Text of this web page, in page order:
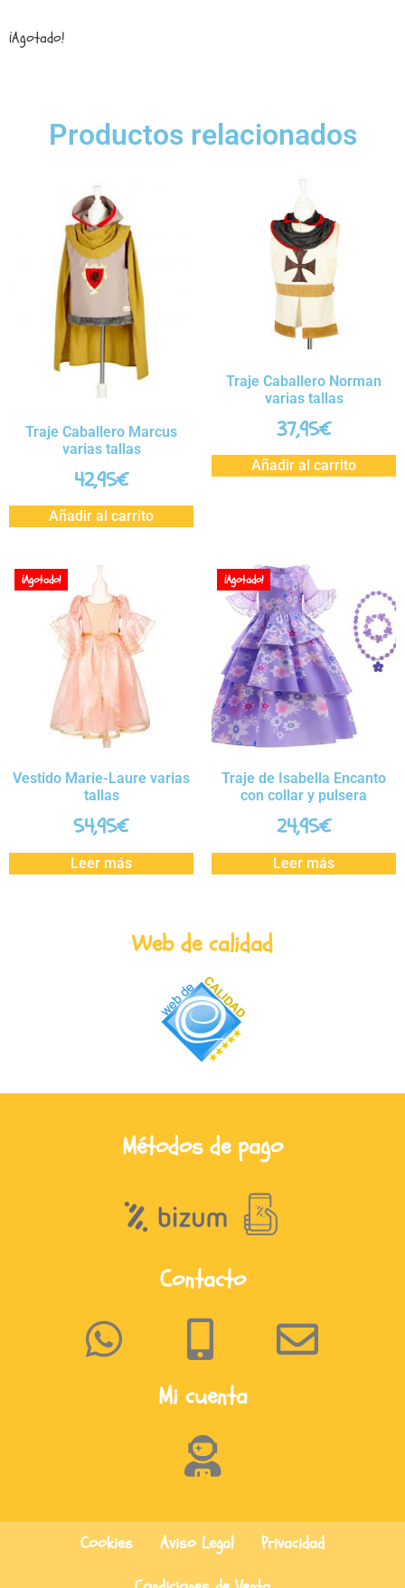
¡Agotado!
Productos relacionados
Traje Caballero Marcus
varias tallas
42,95€
Añadir al carrito
Traje Caballero Norman
varias tallas
37,95€
Añadir al carrito
¡Agotado!
Vestido Marie-Laure varias
tallas
54,95€
Leer más
¡Agotado!
Traje de Isabella Encanto
con collar y pulsera
24,95€
Leer más
Web de calidad
Métodos de pago
Contacto
Mi cuenta
Cookies Aviso Legal
Privacidad